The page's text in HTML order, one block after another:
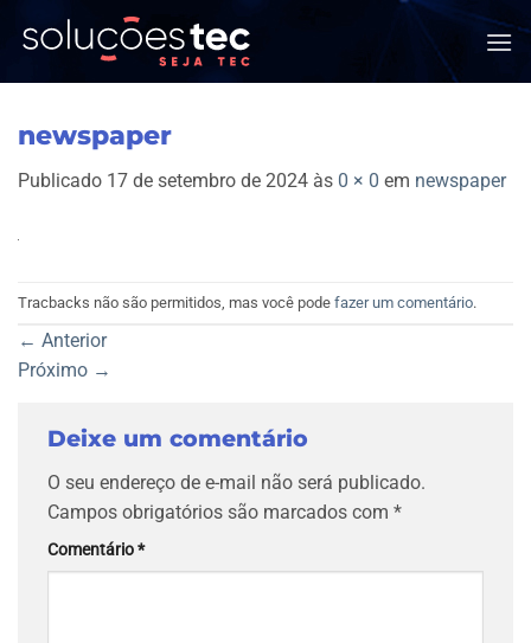
newspaper
Publicado 17 de setembro de 2024 às 0 × 0 em newspaper
Tracbacks não são permitidos, mas você pode fazer um comentário.
← Anterior
Próximo →
Deixe um comentário
O seu endereço de e-mail não será publicado.
Campos obrigatórios são marcados com *
Comentário*